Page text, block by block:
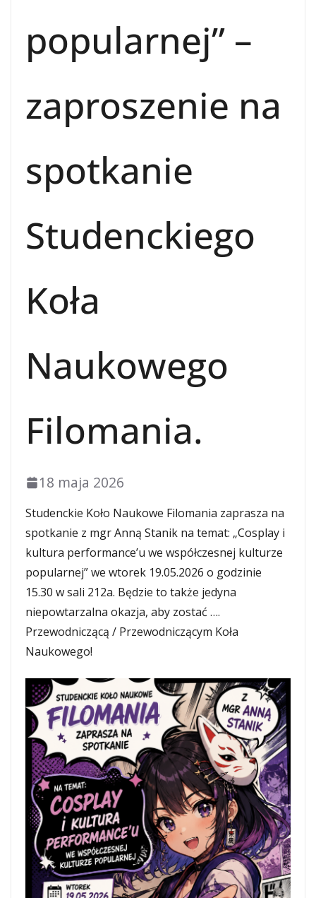
popularnej” –
zaproszenie na
spotkanie
Studenckiego
Koła
Naukowego
Filomania.
18 maja 2026
Studenckie Koło Naukowe Filomania zaprasza na
spotkanie z mgr Anną Stanik na temat: „Cosplay i
kultura performance’u we współczesnej kulturze
popularnej” we wtorek 19.05.2026 o godzinie
15.30 w sali 212a. Będzie to także jedyna
niepowtarzalna okazja, aby zostać ….
Przewodniczącą / Przewodniczącym Koła
Naukowego!